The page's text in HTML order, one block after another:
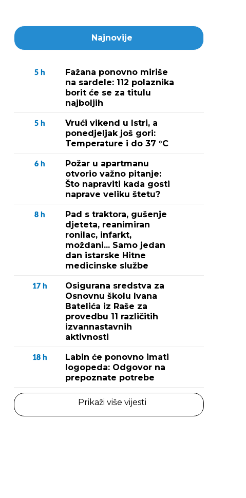
Najnovije
5 h
Fažana ponovno miriše
na sardele: 112 polaznika
borit će se za titulu
najboljih
5 h
Vrući vikend u Istri, a
ponedjeljak još gori:
Temperature i do 37 °C
6 h
Požar u apartmanu
otvorio važno pitanje:
Što napraviti kada gosti
naprave veliku štetu?
8 h
Pad s traktora, gušenje
djeteta, reanimiran
ronilac, infarkt,
moždani... Samo jedan
dan istarske Hitne
medicinske službe
17 h
Osigurana sredstva za
Osnovnu školu Ivana
Batelića iz Raše za
provedbu 11 različitih
izvannastavnih
aktivnosti
18 h
Labin će ponovno imati
logopeda: Odgovor na
prepoznate potrebe
Prikaži više vijesti